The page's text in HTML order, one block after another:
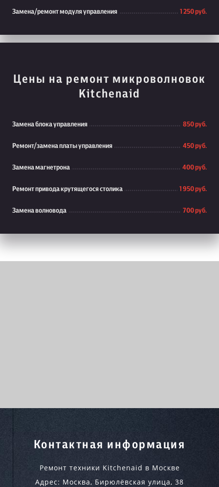
Замена/ремонт модуля управления 1 250 руб.
Цены на ремонт микроволновок
Kitchenaid
Замена блока управления 850 руб.
Ремонт/замена платы управления 450 руб.
Замена магнетрона 400 руб.
Ремонт привода крутящегося столика 1 950 руб.
Замена волновода 700 руб.
Контактная информация
Ремонт техники Kitchenaid в Москве
Адрес: Москва, Бирюлёвская улица, 38